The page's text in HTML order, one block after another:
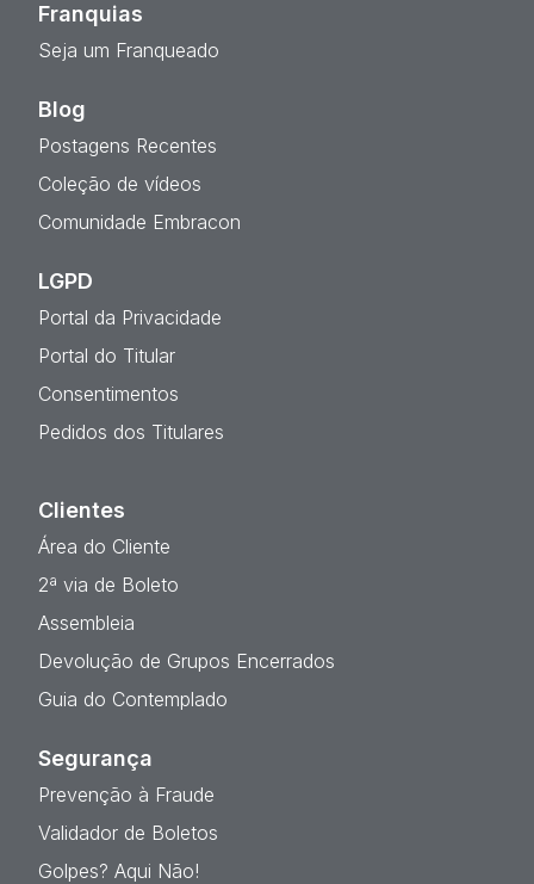
Franquias
Seja um Franqueado
Blog
Postagens Recentes
Coleção de vídeos
Comunidade Embracon
LGPD
Portal da Privacidade
Portal do Titular
Consentimentos
Pedidos dos Titulares
Clientes
Área do Cliente
2ª via de Boleto
Assembleia
Devolução de Grupos Encerrados
Guia do Contemplado
Segurança
Prevenção à Fraude
Validador de Boletos
Golpes? Aqui Não!